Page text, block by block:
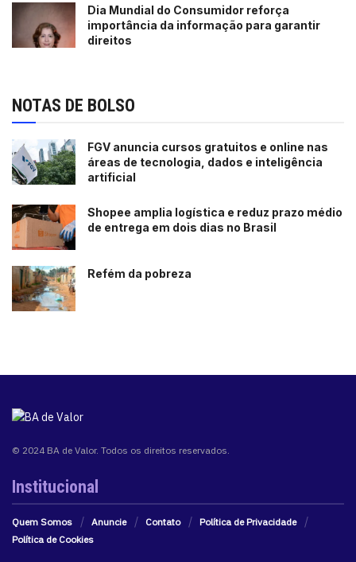
Dia Mundial do Consumidor reforça
importância da informação para garantir
direitos
NOTAS DE BOLSO
FGV anuncia cursos gratuitos e online nas
áreas de tecnologia, dados e inteligência
artificial
Shopee amplia logística e reduz prazo médio
de entrega em dois dias no Brasil
Refém da pobreza
© 2024 BA de Valor. Todos os direitos reservados.
Institucional
Quem Somos Anuncie Contato
Política de Privacidade
Política de Cookies